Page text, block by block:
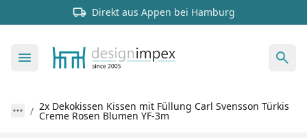
Direkt aus Appen bei Hamburg
2x Dekokissen Kissen mit Füllung Carl Svensson Türkis
Creme Rosen Blumen YF-3m